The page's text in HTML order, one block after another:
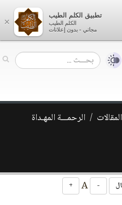
الرحمـــة المهـداة
-
+
×
تطبيق الكلم الطيب
الكلم الطيب
مجاني - بدون إعلانات